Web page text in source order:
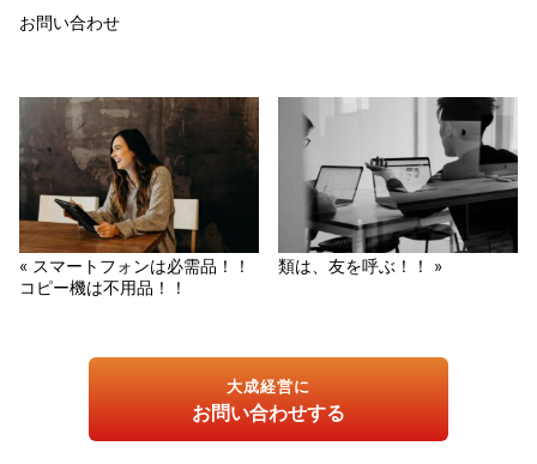
お問い合わせ
« スマートフォンは必需品！！
コピー機は不用品！！
類は、友を呼ぶ！！ »
大成経営に
お問い合わせする